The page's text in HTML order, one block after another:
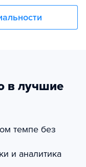
в лучшие
темпе без
и аналитика